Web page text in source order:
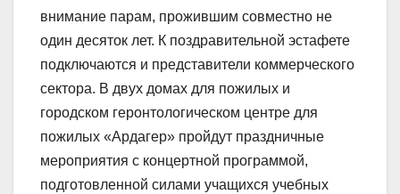
внимание парам, прожившим совместно не
один десяток лет. К поздравительной эстафете
подключаются и представители коммерческого
сектора. В двух домах для пожилых и
городском геронтологическом центре для
пожилых «Ардагер» пройдут праздничные
мероприятия с концертной программой,
подготовленной силами учащихся учебных